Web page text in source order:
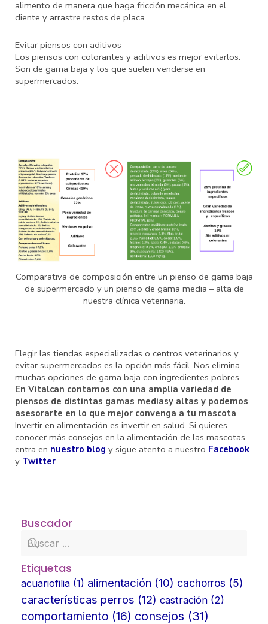
alimento de manera que haga fricción mecánica en el
diente y arrastre restos de placa.
Evitar piensos con aditivos
Los piensos con colorantes y aditivos es mejor evitarlos.
Son de gama baja y los que suelen venderse en
supermercados.
Comparativa de composición entre un pienso de gama baja
de supermercado y un pienso de gama media – alta de
nuestra clínica veterinaria.
Elegir las tiendas especializadas o centros veterinarios y
evitar supermercados es la opción más fácil. Nos elimina
muchas opciones de gama baja con ingredientes pobres.
En Vitalcan contamos con una amplia variedad de
piensos de distintas gamas mediasy altas y podemos
asesorarte en lo que mejor convenga a tu mascota.
Invertir en alimentación es invertir en salud. Si quieres
conocer más consejos en la alimentación de las mascotas
entra en nuestro blog y sigue atento a nuestro Facebook
y Twitter.
Buscador
Etiquetas
acuariofilia (1) alimentación (10) cachorros (5)
características perros (12) castración (2)
comportamiento (16) consejos (31)